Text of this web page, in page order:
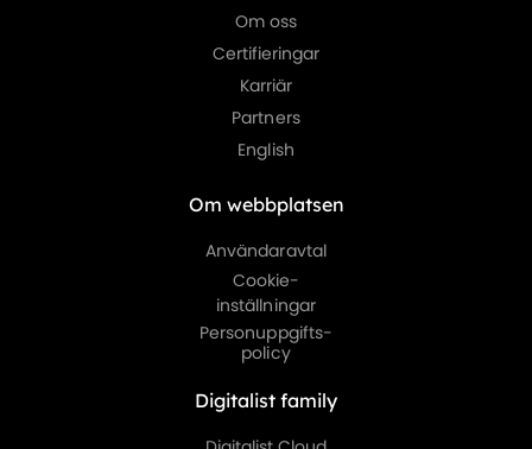
Om oss
Certifieringar
Karriär
Partners
English
Om webbplatsen
Användaravtal
Cookie-
inställningar
Personuppgifts-
policy
Digitalist family